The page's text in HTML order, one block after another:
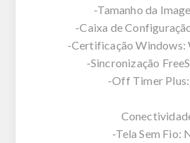
-Tamanho da
-Caixa de
-Certificação Windows:
-Sincronização
-Off Timer Plus:
-Tela Sem Fio: